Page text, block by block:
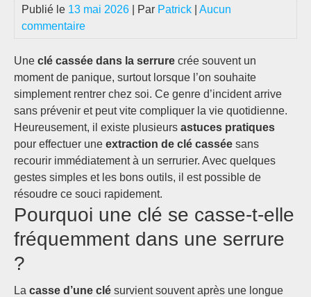
Publié le 13 mai 2026 | Par Patrick
Aucun
commentaire
Une clé cassée dans la serrure crée souvent un
moment de panique, surtout lorsque l’on souhaite
simplement rentrer chez soi. Ce genre d’incident arrive
sans prévenir et peut vite compliquer la vie quotidienne.
Heureusement, il existe plusieurs astuces pratiques
pour effectuer une extraction de clé cassée sans
recourir immédiatement à un serrurier. Avec quelques
gestes simples et les bons outils, il est possible de
résoudre ce souci rapidement.
Pourquoi une clé se casse-t-elle
fréquemment dans une serrure
?
La casse d’une clé survient souvent après une longue